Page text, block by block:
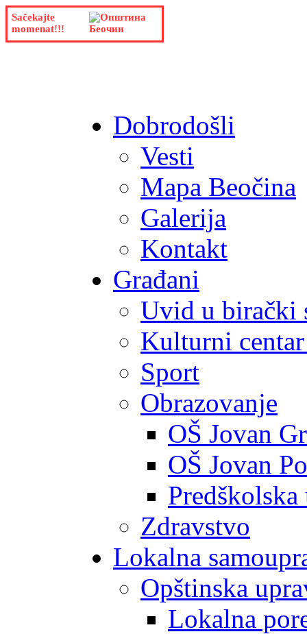
Sačekajte
momenat!!!
Dobrodošli
Vesti
Mapa Beočina
Galerija
Kontakt
Građani
Uvid u birački
Kulturni
Sport
Obrazovanje
OŠ Jovan
OŠ Jovan
Predškolska
Zdravstvo
Lokalna
Opštinska
Lokalna